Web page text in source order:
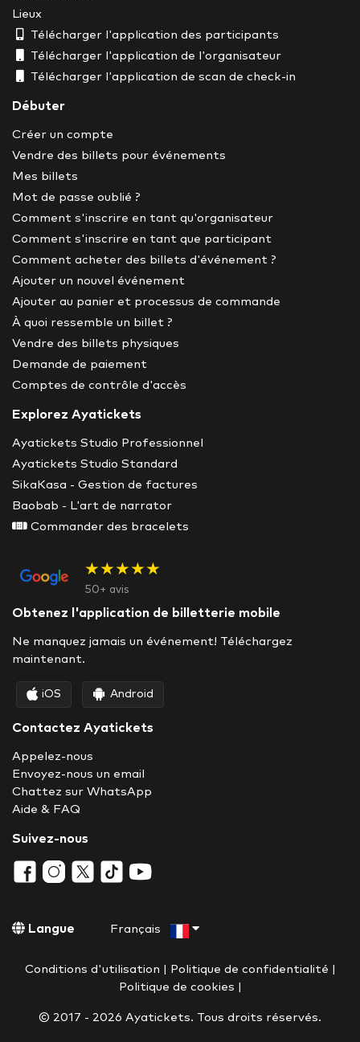
Lieux
Télécharger l'application des participants
Télécharger l'application de l'organisateur
Télécharger l'application de scan de check-in
Débuter
Créer un compte
Vendre des billets pour événements
Mes billets
Mot de passe oublié ?
Comment s'inscrire en tant qu'organisateur
Comment s'inscrire en tant que participant
Comment acheter des billets d'événement ?
Ajouter un nouvel événement
Ajouter au panier et processus de commande
À quoi ressemble un billet ?
Vendre des billets physiques
Demande de paiement
Comptes de contrôle d'accès
Explorez Ayatickets
Ayatickets Studio Professionnel
Ayatickets Studio Standard
SikaKasa - Gestion de factures
Baobab - L'art de narrator
Commander des bracelets
★★★★★
50+ avis
Obtenez l'application de billetterie mobile
Ne manquez jamais un événement! Téléchargez
maintenant.
iOS Android
Contactez Ayatickets
Appelez-nous
Envoyez-nous un email
Chattez sur WhatsApp
Aide & FAQ
Suivez-nous
Langue Français
Conditions d'utilisation | Politique de confidentialité |
Politique de cookies |
© 2017 - 2026 Ayatickets. Tous droits réservés.